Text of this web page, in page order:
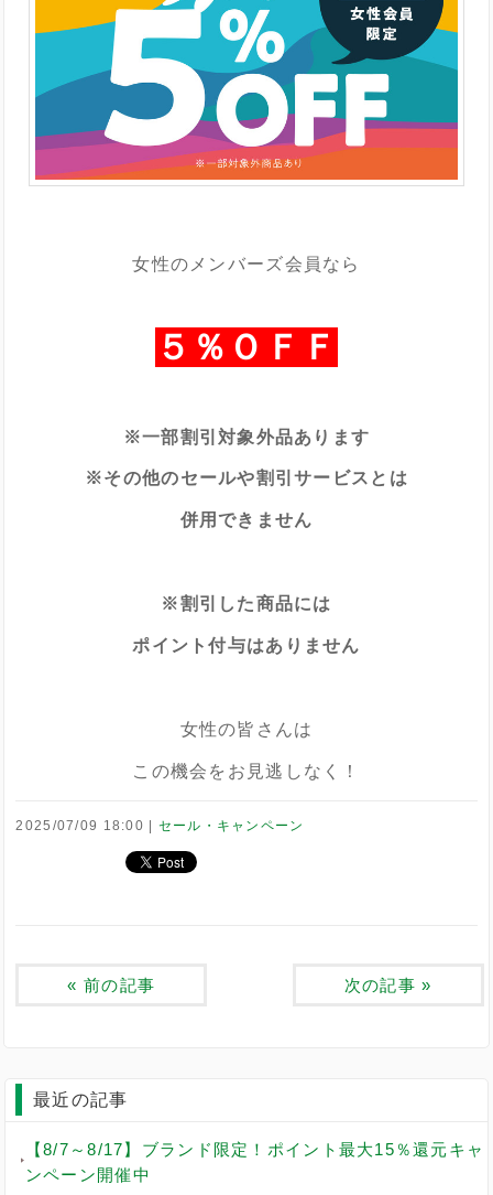
女性のメンバーズ会員なら
５％ＯＦＦ
※一部割引対象外品あります
※その他のセールや割引サービスとは
併用できません
※割引した商品には
ポイント付与はありません
女性の皆さんは
この機会をお見逃しなく！
2025/07/09 18:00 セール・キャンペーン
« 前の記事 次の記事 »
最近の記事
【8/7～8/17】ブランド限定！ポイント最大15％還元キャ
ンペーン開催中